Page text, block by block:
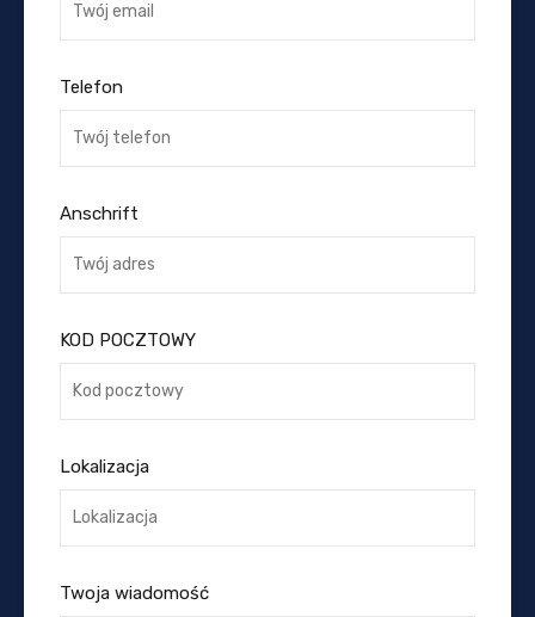
Telefon
Anschrift
KOD POCZTOWY
Lokalizacja
Twoja wiadomość